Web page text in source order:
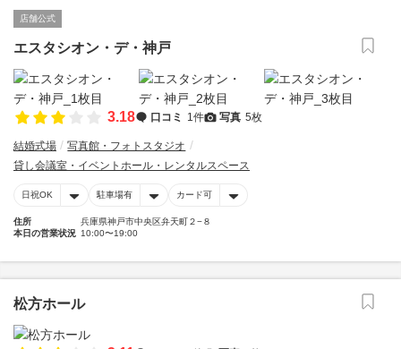
店舗公式
エスタシオン・デ・神戸
3.18 口コミ 1件 写真 5枚
結婚式場
写真館・フォトスタジオ
貸し会議室・イベントホール・レンタルスペース
日祝OK 駐車場有 カード可
住所
兵庫県神戸市中央区弁天町２−８
本日の営業状況 10:00〜19:00
松方ホール